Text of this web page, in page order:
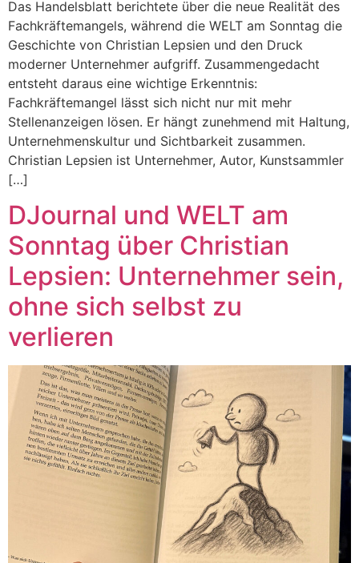
Das Handelsblatt berichtete über die neue Realität des
Fachkräftemangels, während die WELT am Sonntag die
Geschichte von Christian Lepsien und den Druck
moderner Unternehmer aufgriff. Zusammengedacht
entsteht daraus eine wichtige Erkenntnis:
Fachkräftemangel lässt sich nicht nur mit mehr
Stellenanzeigen lösen. Er hängt zunehmend mit Haltung,
Unternehmenskultur und Sichtbarkeit zusammen.
Christian Lepsien ist Unternehmer, Autor, Kunstsammler
[…]
DJournal und WELT am
Sonntag über Christian
Lepsien: Unternehmer sein,
ohne sich selbst zu
verlieren